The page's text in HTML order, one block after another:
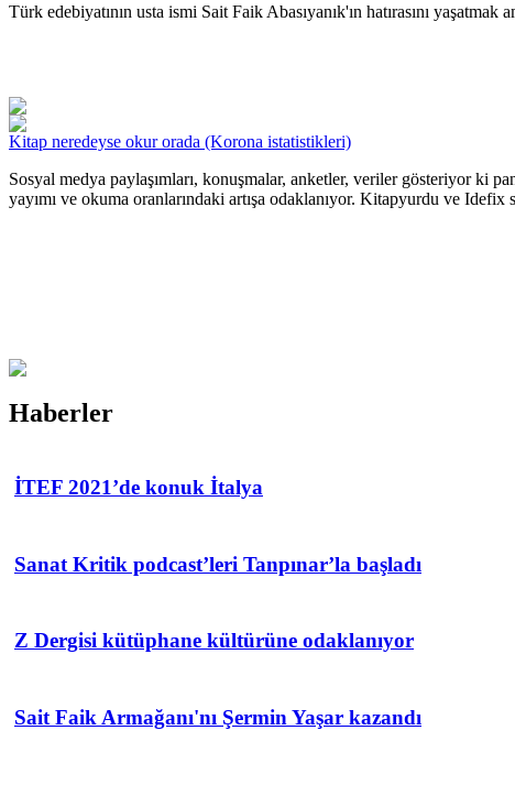
Türk edebiyatının usta ismi Sait Faik Abasıyanık'ın hatırasını
Kitap neredeyse okur orada (Korona istatistikleri)
Sosyal medya paylaşımları, konuşmalar, anketler, veriler gösteriyor ki
yayımı ve okuma oranlarındaki artışa odaklanıyor. Kitapyurdu ve
Haberler
İTEF 2021’de konuk İtalya
Sanat Kritik podcast’leri Tanpınar’la başladı
Z Dergisi kütüphane kültürüne odaklanıyor
Sait Faik Armağanı'nı Şermin Yaşar kazandı